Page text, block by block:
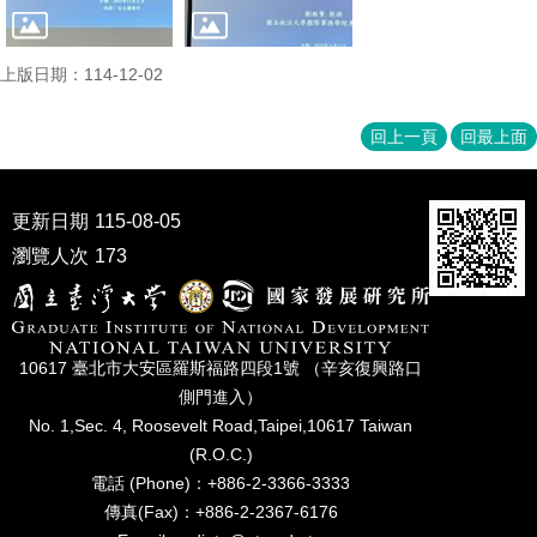
上版日期：114-12-02
回上一頁 回最上面
更新日期 115-08-05
瀏覽人次 173
10617 臺北市⼤安區羅斯福路四段1號 （辛亥復興路⼝
側⾨進入）
No. 1,Sec. 4, Roosevelt Road,Taipei,10617 Taiwan
(R.O.C.)
電話 (Phone)：+886-2-3366-3333
傳真(Fax)：+886-2-2367-6176